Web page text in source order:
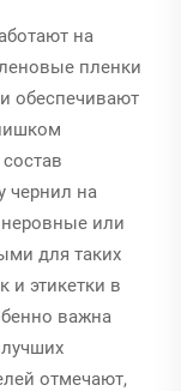
на
пленки
обеспечивают
чернил на
или
для таких
и этикетки в
важна
отмечают,